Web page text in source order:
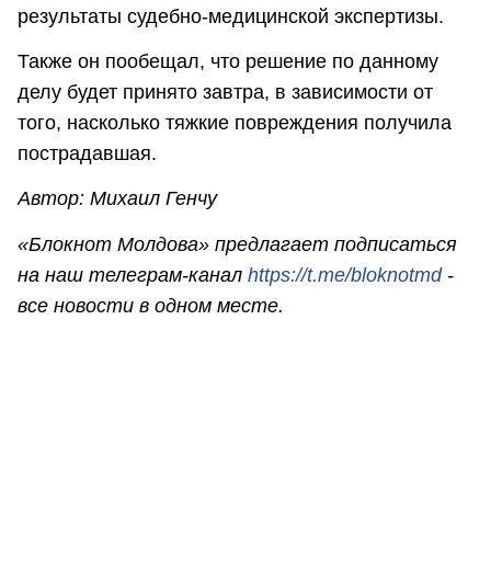
результаты судебно-медицинской экспертизы.
Также он пообещал, что решение по данному
делу будет принято завтра, в зависимости от
того, насколько тяжкие повреждения получила
пострадавшая.
Автор: Михаил Генчу
«Блокнот Молдова» предлагает подписаться
на наш телеграм-канал https://t.me/bloknotmd-
все новости в одном месте.